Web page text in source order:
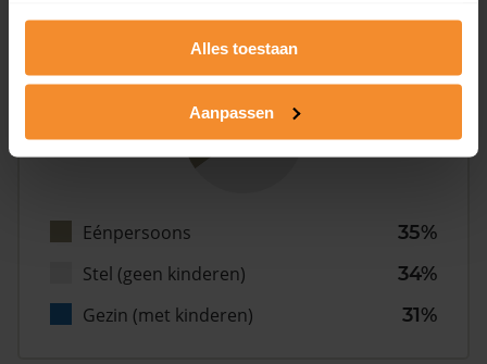
Alles toestaan
Aanpassen
Type huishoudens
Eénpersoons
35%
Stel (geen kinderen)
34%
Gezin (met kinderen)
31%